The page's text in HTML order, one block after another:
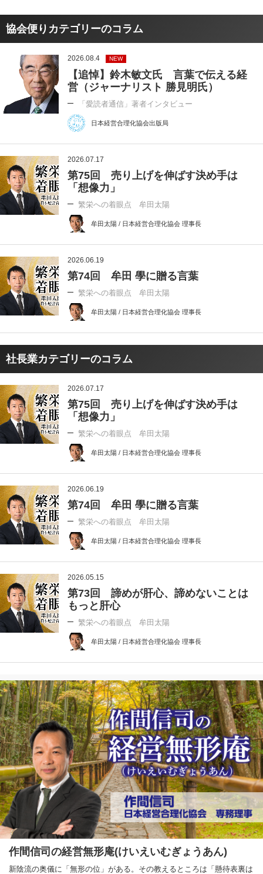
協会便りカテゴリーのコラム
2026.08.4 NEW
【追悼】鈴木敏文氏 言葉で伝える経
営（ジャーナリスト 勝見明氏）
「愛読者通信」著者インタビュー
日本経営合理化協会出版局
2026.07.17
第75回 売り上げを伸ばす決め手は
「想像力」
繁栄への着眼点 牟田太陽
牟田太陽 / 日本経営合理化協会 理事長
2026.06.19
第74回 牟田 學に贈る言葉
繁栄への着眼点 牟田太陽
牟田太陽 / 日本経営合理化協会 理事長
社長業カテゴリーのコラム
2026.07.17
第75回 売り上げを伸ばす決め手は
「想像力」
繁栄への着眼点 牟田太陽
牟田太陽 / 日本経営合理化協会 理事長
2026.06.19
第74回 牟田 學に贈る言葉
繁栄への着眼点 牟田太陽
牟田太陽 / 日本経営合理化協会 理事長
2026.05.15
第73回 諦めが肝心、諦めないことは
もっと肝心
繁栄への着眼点 牟田太陽
牟田太陽 / 日本経営合理化協会 理事長
作間信司の経営無形庵(けいえいむぎょうあん)
新陰流の奥儀に「無形の位」がある。その教えるところは「懸待表裏は